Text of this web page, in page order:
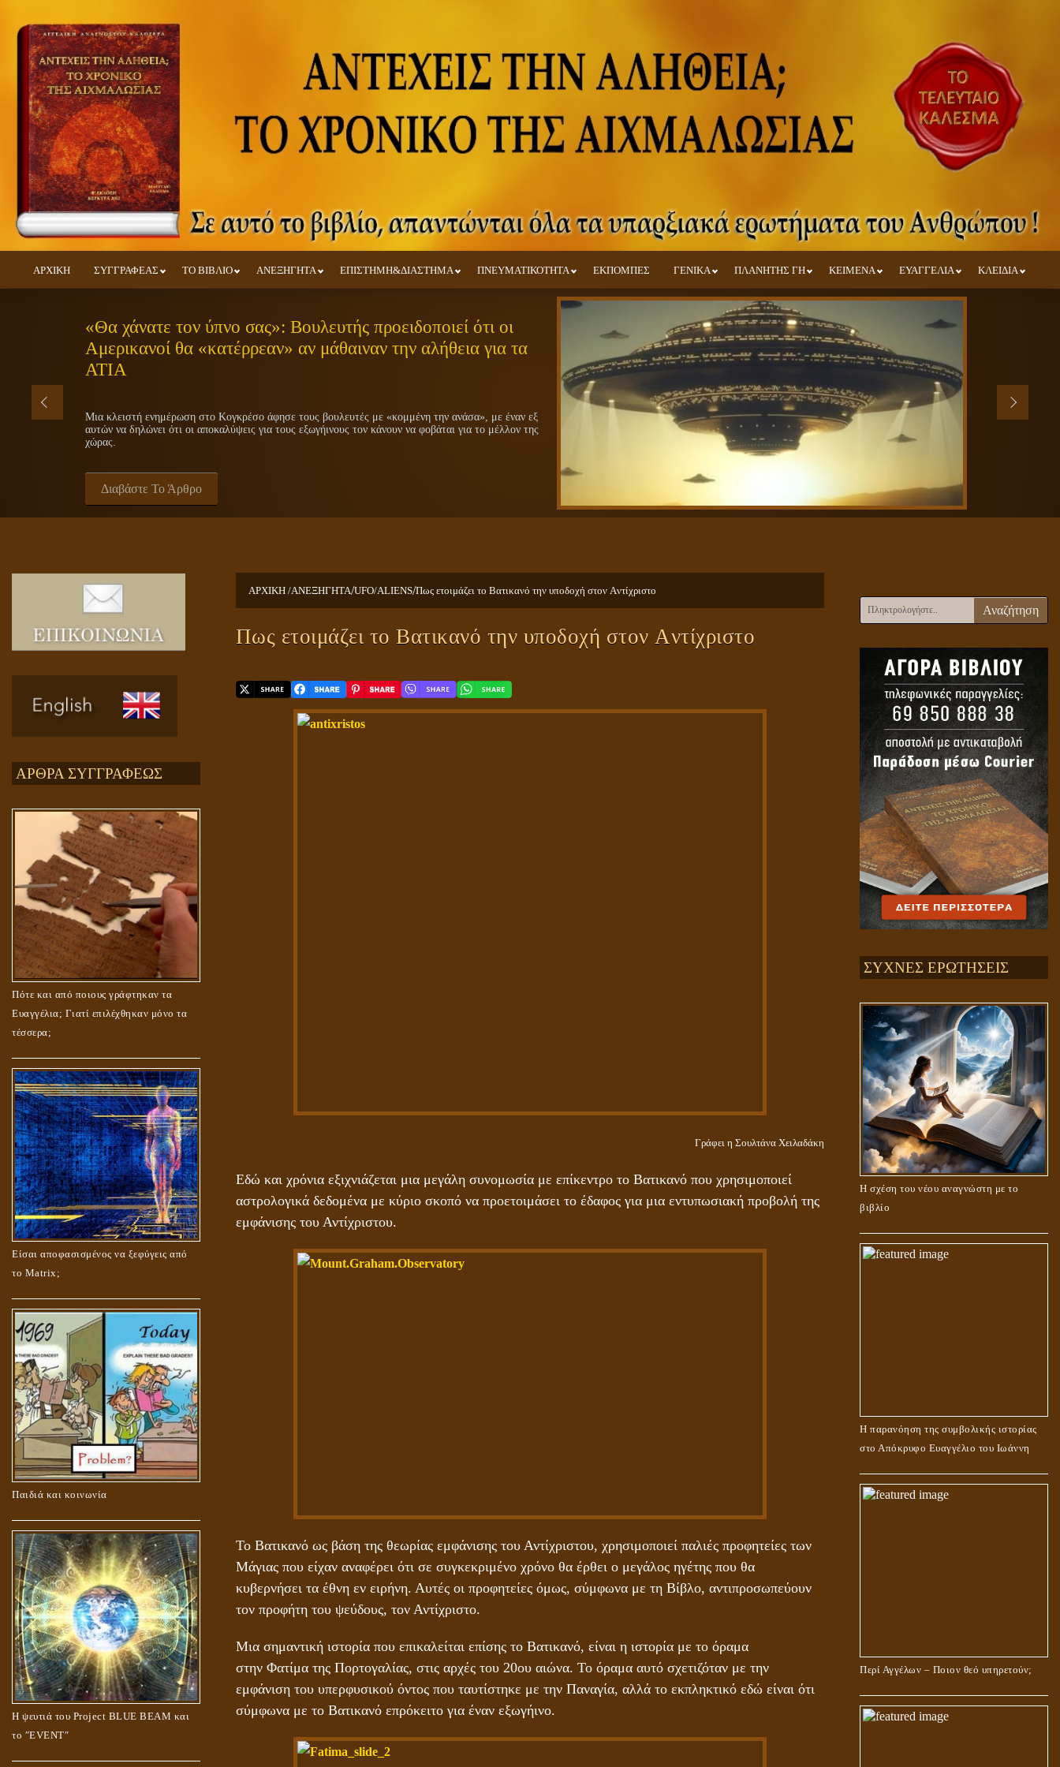
ΑΡΧΙΚΗ ΣΥΓΓΡΑΦΕΑΣ ΤΟ ΒΙΒΛΙΟ ΑΝΕΞΗΓΗΤΑ ΕΠΙΣΤΗΜΗ&ΔΙΑΣΤΗΜΑ ΠΝΕΥΜΑΤΙΚΟΤΗΤΑ ΕΚΠΟΜΠΕΣ ΓΕΝΙΚΑ ΠΛΑΝΗΤΗΣ ΓΗ ΚΕΙΜΕΝΑ ΕΥΑΓΓΕΛΙΑ ΚΛΕΙΔΙΑ
«Θα χάνατε τον ύπνο σας»: Βουλευτής προειδοποιεί ότι οι
Αμερικανοί θα «κατέρρεαν» αν μάθαιναν την αλήθεια για τα
ΑΤΙΑ
Μια κλειστή ενημέρωση στο Κογκρέσο άφησε τους βουλευτές με «κομμένη την ανάσα», με έναν εξ
αυτών να δηλώνει ότι οι αποκαλύψεις για τους εξωγήινους τον κάνουν να φοβάται για το μέλλον της
χώρας.
Διαβάστε Το Άρθρο
ΑΡΘΡΑ ΣΥΓΓΡΑΦΕΩΣ
Πότε και από ποιους γράφτηκαν τα
Ευαγγέλια; Γιατί επιλέχθηκαν μόνο τα
τέσσερα;
Είσαι αποφασισμένος να ξεφύγεις από
το Matrix;
Παιδιά και κοινωνία
Η ψευτιά του Project BLUE BEAM και
το ʺEVENTʺ
ΑΡΧΙΚΗ /ΑΝΕΞΗΓΗΤΑ/UFO/ALIENS/Πως ετοιμάζει το Βατικανό την υποδοχή στον Aντίχριστο
Πως ετοιμάζει το Βατικανό την υποδοχή στον Aντίχριστο
Γράφει η Σουλτάνα Χειλαδάκη
Εδώ και χρόνια εξιχνιάζεται μια μεγάλη συνομωσία με επίκεντρο το Βατικανό που χρησιμοποιεί
αστρολογικά δεδομένα με κύριο σκοπό να προετοιμάσει το έδαφος για μια εντυπωσιακή προβολή της
εμφάνισης του Αντίχριστου.
Το Βατικανό ως βάση της θεωρίας εμφάνισης του Αντίχριστου, χρησιμοποιεί παλιές προφητείες των
Μάγιας που είχαν αναφέρει ότι σε συγκεκριμένο χρόνο θα έρθει ο μεγάλος ηγέτης που θα
κυβερνήσει τα έθνη εν ειρήνη. Αυτές οι προφητείες όμως, σύμφωνα με τη Βίβλο, αντιπροσωπεύουν
τον προφήτη του ψεύδους, τον Αντίχριστο.
Μια σημαντική ιστορία που επικαλείται επίσης το Βατικανό, είναι η ιστορία με το όραμα
στην Φατίμα της Πορτογαλίας, στις αρχές του 20ουαιώνα. Το όραμα αυτό σχετιζόταν με την
εμφάνιση του υπερφυσικού όντος που ταυτίστηκε με την Παναγία, αλλά το εκπληκτικό εδώ είναι ότι
σύμφωνα με το Βατικανό επρόκειτο για έναν εξωγήινο.
Αναζήτηση
ΣΥΧΝΕΣ ΕΡΩΤΗΣΕΙΣ
Η σχέση του νέου αναγνώστη με το
βιβλίο
Η παρανόηση της συμβολικής ιστορίας
στο Απόκρυφο Ευαγγέλιο του Ιωάννη
Περί Αγγέλων – Ποιον θεό υπηρετούν;